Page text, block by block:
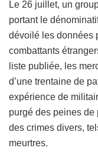
Le 26 juillet, un
portant le
dévoilé les données
combattants
liste publiée, les
d’une trentaine de
expérience de
purgé des peines de
des crimes divers,
meurtres.